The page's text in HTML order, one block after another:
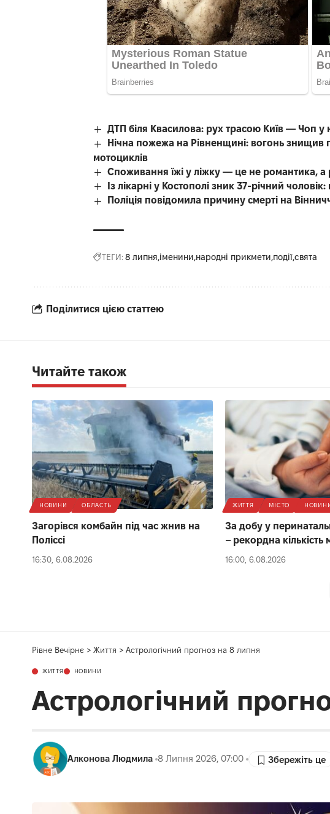
ДТП біля Квасилова: рух трасою Київ — Чоп у
Нічна пожежа на Рівненщині: вогонь знищив
мотоциклів
Споживання їжі у ліжку — це не романтика, а
Із лікарні у Костополі зник 37-річний
Поліція повідомила причину смерті на
ТЕГИ: 8 липня іменини народні прикмети подіїсвята
Поділитися цією статтею
Читайте також
НОВИНИ ОБЛАСТЬ
Загорівся комбайн під час жнив на
Поліссі
16:30, 6.08.2026
ЖИТТЯ МІСТО
За добу у
– рекордна кількість
16:00, 6.08.2026
Рівне Вечірнє > Життя > Астрологічний прогноз на 8 липня
ЖИТТЯ НОВИНИ
Астрологічний
Алконова Людмила 8 Липня 2026, 07:00